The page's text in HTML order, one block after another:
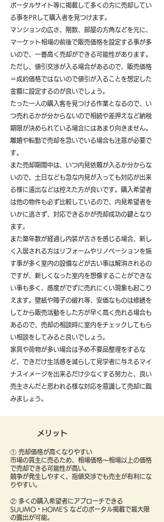
ポータルサイト等に掲載して多くの方に売却してい
る事をPRして購入者を見つけます。
マンションの広さ、階数、部屋の方角などを元に、
マーケット相場の前後で販売価格を設定する事が多
いので、一番高く売却ができる可能性があります。
ただし、値引交渉が入る場合があるので、販売価格
＝成約価格ではないので値引が入ることを想定した
金額に設定するのが良いでしょう。
たった一人の購入客を見つける作業となるので、い
つ売れるかが分からないので相続や差押えなど納税
期限が決められている場合にはあまり向きません。
離婚や転勤で売却を急いでいる場合も注意が必要で
す。
また売却期間中は、いつ内見依頼が入るか分からな
いので、土日なども急な内見が入っても対応が出来
る様に遠出などは控えた方が良いです。購入希望者
は他の物件も必ず比較しているので、内見希望者を
いかに逃さず、対応できるかが売却成功の鍵となり
ます。
また築年数が経過し内装が古さを感じる場合、新し
く入居される方はリフォームやリノベーションを施
す事が多く室内の設備などが古い事は解消されるの
ですが、新しくなった室内を想像することができな
い事も多く、感度がでずに売れにくい現象も起こり
えます。壁紙や障子の破れ等、安価なものは修繕を
してから販売活動をした方が早く高く売れる場合も
あるので、売却の相談時に室内をチェックしてもら
い相談をしてみると良いでしょう。
​家具や荷物が多い場合は予め不要品整理をするな
ど、できだけ生活感を減らして見学者に与えるマイ
ナスイメージを出来るだけ少なくする努力と、良い
売主さんだと思われる様な対応を意識して売却に臨
みましょう。
メリット
① 売却価格が高くなりやすい
市場の買主に売るため、相場価格〜相場以上の価格
で売却できる可能性が高い。
競争が発生しやすく、指値交渉でも売主が有利にな
りやすい。
② 多くの購入希望者にアプローチできる
SUUMO・HOME’S などのポータル掲載で最大限
の露出が可能。